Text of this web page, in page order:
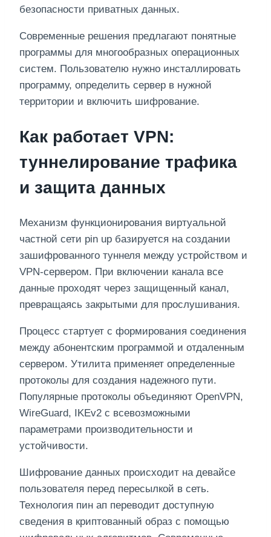
безопасности приватных данных.
Современные решения предлагают понятные
программы для многообразных операционных
систем. Пользователю нужно инсталлировать
программу, определить сервер в нужной
территории и включить шифрование.
Как работает VPN:
туннелирование трафика
и защита данных
Механизм функционирования виртуальной
частной сети pin up базируется на создании
зашифрованного туннеля между устройством и
VPN-сервером. При включении канала все
данные проходят через защищенный канал,
превращаясь закрытыми для прослушивания.
Процесс стартует с формирования соединения
между абонентским программой и отдаленным
сервером. Утилита применяет определенные
протоколы для создания надежного пути.
Популярные протоколы объединяют OpenVPN,
WireGuard, IKEv2 с всевозможными
параметрами производительности и
устойчивости.
Шифрование данных происходит на девайсе
пользователя перед пересылкой в сеть.
Технология пин ап переводит доступную
сведения в криптованный образ с помощью